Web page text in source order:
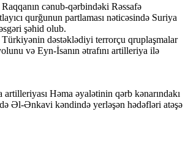
cənub-qərbindəki Rəssafə
qurğunun partlaması nəticəsində Suriya
şəhid olub.
Türkiyənin dəstəklədiyi terrorçu qruplaşmalar
və Eyn-İsanın ətrafını artilleriya ilə
artilleriyası Həma əyalətinin qərb kənarındakı
Əl-Ənkavi kəndində yerləşən hədəfləri atəşə